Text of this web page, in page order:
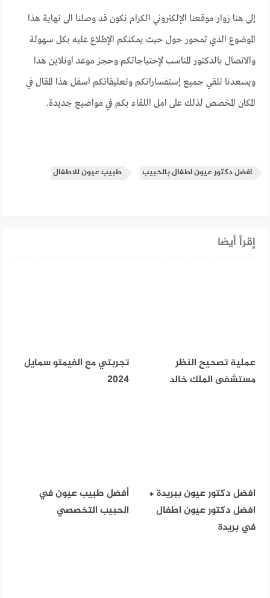
إلى هنا زوار موقعنا الإلكتروني الكرام نكون قد وصلنا الى نهاية هذا
الموضوع الذي تمحور حول حيث يمكنكم الإطلاع عليه بكل سهولة
والاتصال بالدكتور المناسب لإحتياجاتكم وحجز موعد اونلاين هذا
ويسعدنا تلقي جميع إستفساراتكم وتعليقاتكم اسفل هذا المقال في
المكان المخصص لذلك على امل اللقاء بكم في مواضيع جديدة.
افضل دكتور عيون اطفال بالحبيب طبيب عيون للاطفال
إقرأ أيضا
عملية تصحيح النظر
مستشفى الملك خالد
تجربتي مع الفيمتو سمايل
2024
افضل دكتور عيون ببريدة +
افضل دكتور عيون اطفال
في بريدة
أفضل طبيب عيون في
الحبيب التخصصي